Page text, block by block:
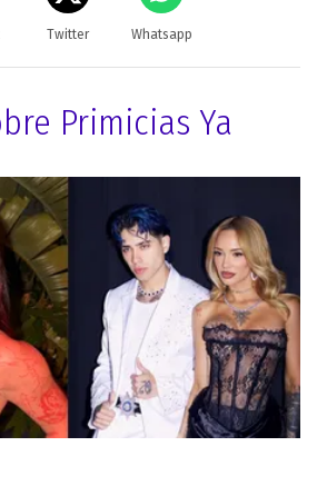
Twitter Whatsapp
Primicias Ya